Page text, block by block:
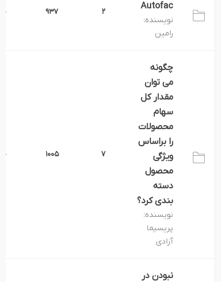
Autofac
نویسنده:
رامین
2
937
0
چگونه
می توان
مقدار کل
سهام
محصولات
را براساس
ویژگی
محصول
دسته
بندی کرد؟
نویسنده:
پریسیما
آزادی
7
1005
0
نبودن در